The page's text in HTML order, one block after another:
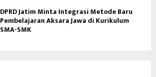
DPRD Jatim Minta Integrasi Metode Baru
Pembelajaran Aksara Jawa di Kurikulum
SMA-SMK